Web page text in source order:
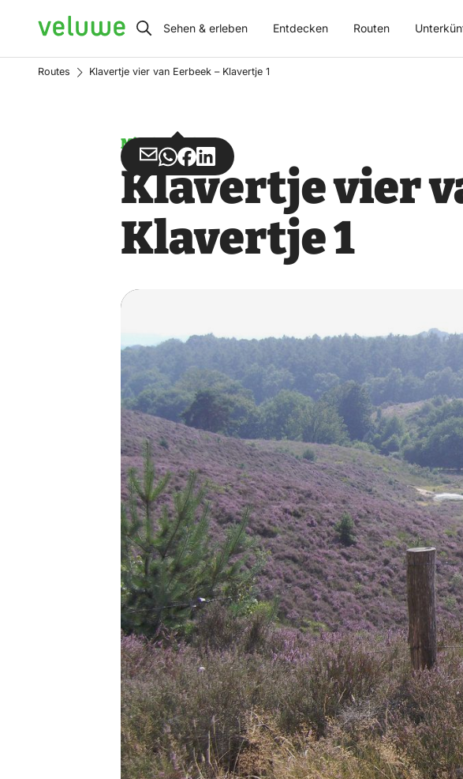
Veluwe Sehen & erleben Entdecken Routen
Routes Klavertje vier van Eerbeek – Klavertje 1
Missbrauch
Teilen
über
Teilen
über
Teilen
auf
Teilen
auf
Klavertje vier
Klavertje 1